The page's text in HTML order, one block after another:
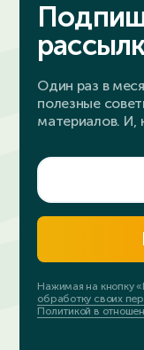
Один раз в
полезные
материалов. И,
Нажимая на кнопку
обработку своих
Политикой в